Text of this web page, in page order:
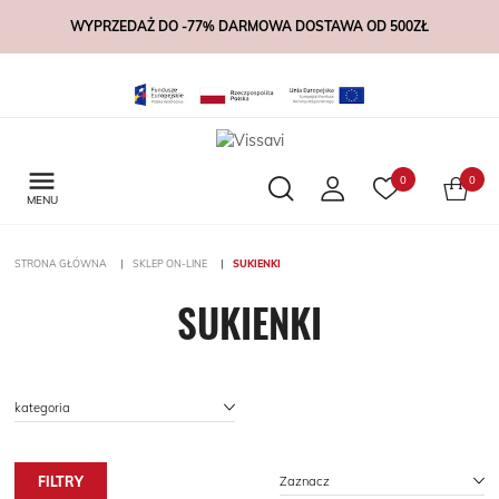
WYPRZEDAŻ DO -77% DARMOWA DOSTAWA OD 500ZŁ

MENU
0 0
STRONA GŁÓWNA SKLEP ON-LINE SUKIENKI
kategoria
SUKIENKI
FILTRY Zaznacz